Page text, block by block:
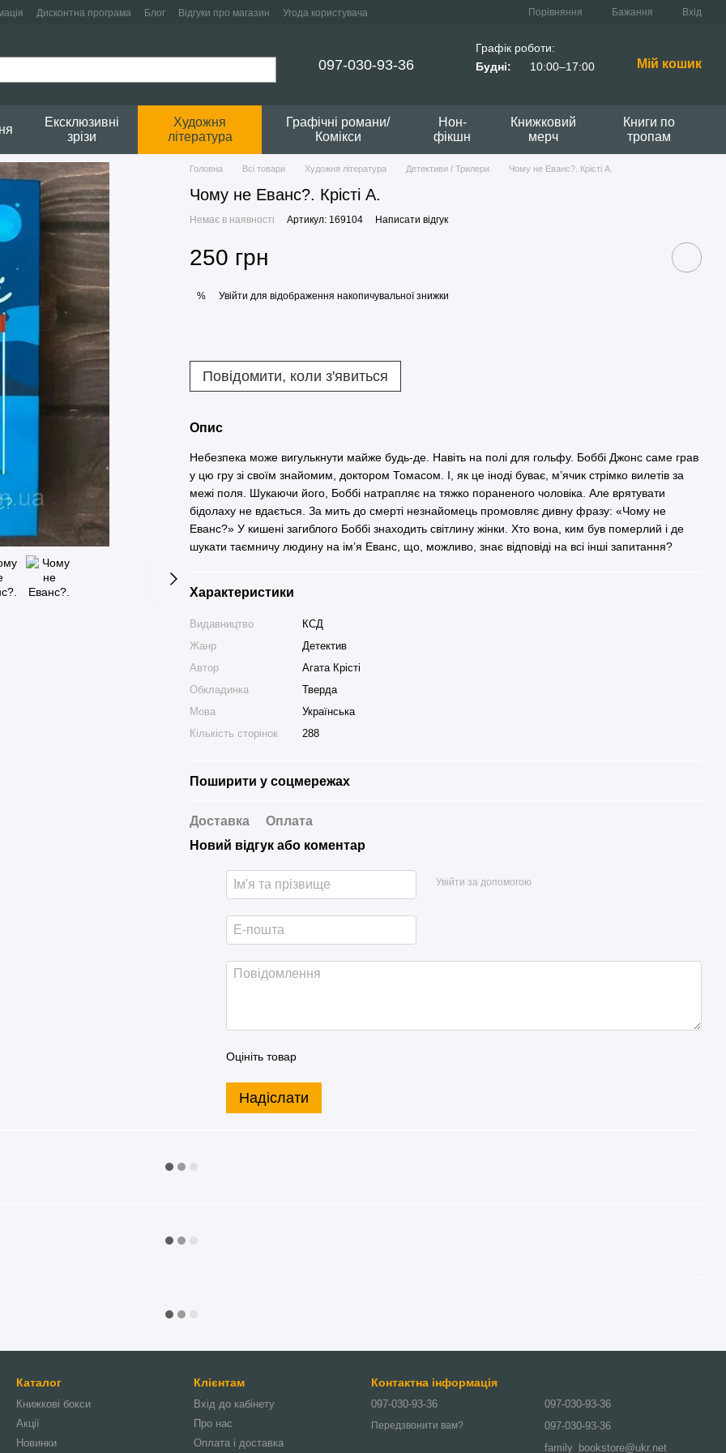
Дисконтна програма Блог Відгуки про магазин Угода користувача Порівняння Бажання Вхід
097-030-93-36
Графік роботи:
Будні:
10:00–17:00 Мій кошик
Ексклюзивні
зрізи
Художня
література
Графічні романи/
Комікси
Нон-
фікшн
Книжковий
мерч
Книги по
тропам
Головна Всі товари Художня література Детективи / Трилери Чому не Еванс?. Крісті А.
Чому не Еванс?. Крісті А.
Немає в наявності Артикул: 169104 Написати відгук
250 грн
% Увійти для відображення накопичувальної знижки
Повідомити, коли з'явиться
Опис
Небезпека може вигулькнути майже будь-де. Навіть на полі для гольфу. Боббі Джонс саме грав
у цю гру зі своїм знайомим, доктором Томасом. І, як це іноді буває, м’ячик стрімко вилетів за
межі поля. Шукаючи його, Боббі натрапляє на тяжко пораненого чоловіка. Але врятувати
бідолаху не вдається. За мить до смерті незнайомець промовляє дивну фразу: «Чому не
Еванс?» У кишені загиблого Боббі знаходить світлину жінки. Хто вона, ким був померлий і де
шукати таємничу людину на ім’я Еванс, що, можливо, знає відповіді на всі інші запитання?
Характеристики
Видавництво
КСД
Жанр
Детектив
Автор
Агата Крісті
Обкладинка
Тверда
Мова
Українська
Кількість сторінок
288
Поширити у соцмережах
Доставка
Оплата
Новий відгук або коментар
Увійти за допомогою
Оцініть товар
Надіслати
Каталог
Книжкові бокси
Акції
Новинки
Клієнтам
Вхід до кабінету
Про нас
Оплата і доставка
Контактна інформація
097-030-93-36
Передзвонити вам?
097-030-93-36
097-030-93-36
family_bookstore@ukr.net